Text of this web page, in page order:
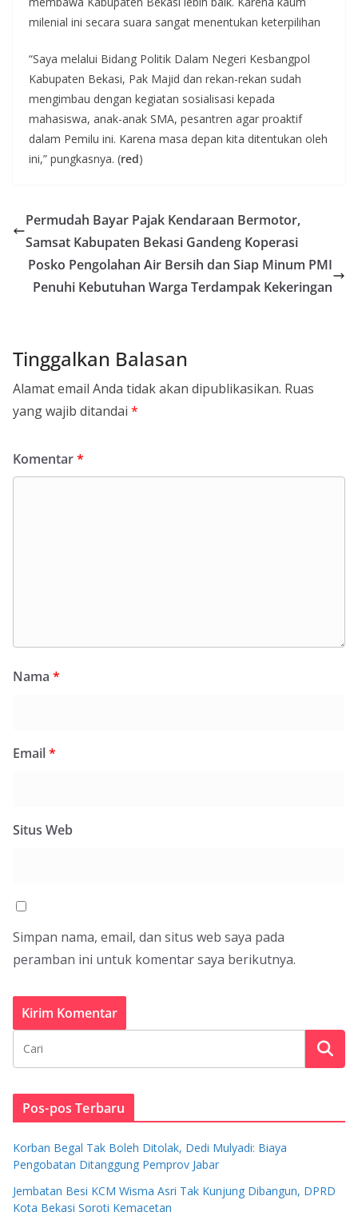
milenial ini secara suara sangat menentukan keterpilihan
“Saya melalui Bidang Politik Dalam Negeri Kesbangpol
Kabupaten Bekasi, Pak Majid dan rekan-rekan sudah
mengimbau dengan kegiatan sosialisasi kepada
mahasiswa, anak-anak SMA, pesantren agar proaktif
dalam Pemilu ini. Karena masa depan kita ditentukan oleh
ini,” pungkasnya. (red)
Permudah Bayar Pajak Kendaraan Bermotor,
Samsat Kabupaten Bekasi Gandeng Koperasi
Posko Pengolahan Air Bersih dan Siap Minum PMI
Penuhi Kebutuhan Warga Terdampak Kekeringan
Tinggalkan Balasan
Alamat email Anda tidak akan dipublikasikan. Ruas
yang wajib ditandai *
Komentar*
Nama *
Email*
Situs Web
Simpan nama, email, dan situs web saya pada
peramban ini untuk komentar saya berikutnya.
Pos-pos Terbaru
Korban Begal Tak Boleh Ditolak, Dedi Mulyadi: Biaya
Pengobatan Ditanggung Pemprov Jabar
Jembatan Besi KCM Wisma Asri Tak Kunjung Dibangun, DPRD
Kota Bekasi Soroti Kemacetan